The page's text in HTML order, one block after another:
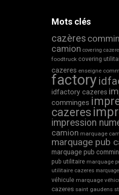
Mots clés
cazères
camion covering
foodtruck covering
cazeres enseigne
factory
idfactory cazeres
comminges
cazeres
impression
camion marquage
marquage pub
marquage pub
pub utilitaire marquage
utilitaire cazeres
véhicule marquage
cazeres saint gaudens